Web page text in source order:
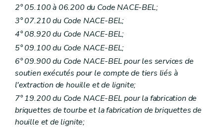
2° 05.100 à 06.200 du Code NACE-BEL;
3° 07.210 du Code NACE-BEL;
4° 08.920 du Code NACE-BEL;
5° 09.100 du Code NACE-BEL;
6° 09.900 du Code NACE-BEL pour les services de
soutien exécutés pour le compte de tiers liés à
l'extraction de houille et de lignite;
7° 19.200 du Code NACE-BEL pour la fabrication de
briquettes de tourbe et la fabrication de briquettes de
houille et de lignite;